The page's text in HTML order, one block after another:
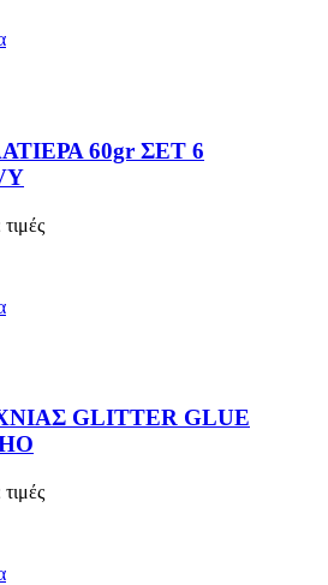
60gr ΣΕΤ 6
GLITTER GLUE